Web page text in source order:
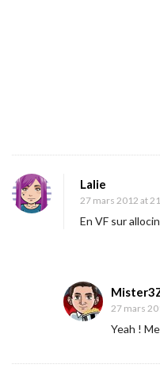
Lalie
27 mars 2012 at
En VF sur
27 mars
Yeah !